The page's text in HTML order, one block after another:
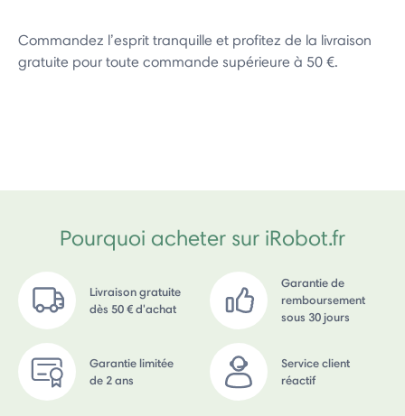
Commandez l’esprit tranquille et profitez de la livraison
gratuite pour toute commande supérieure à 50 €.
Pourquoi acheter sur iRobot.fr
Livraison gratuite
dès 50 € d'achat
Garantie de
remboursement
sous 30 jours
Garantie limitée
de 2 ans
Service client
réactif